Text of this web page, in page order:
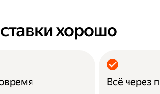
хорошо
Всё через